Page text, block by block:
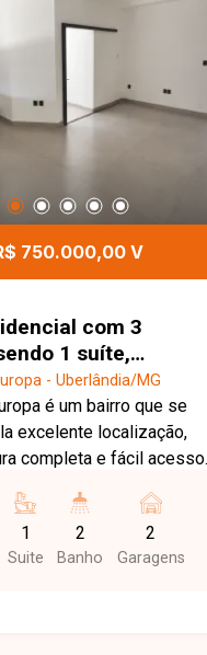
750.000,00 V
com 3
1 suíte,
para venda no bairro
em Uberlândia-
- Uberlândia/MG
é um bairro que se
excelente localização,
completa e fácil acesso
supermercados,
comércios e
proporcionando
1
Suite
2
Banho
2
Garagens